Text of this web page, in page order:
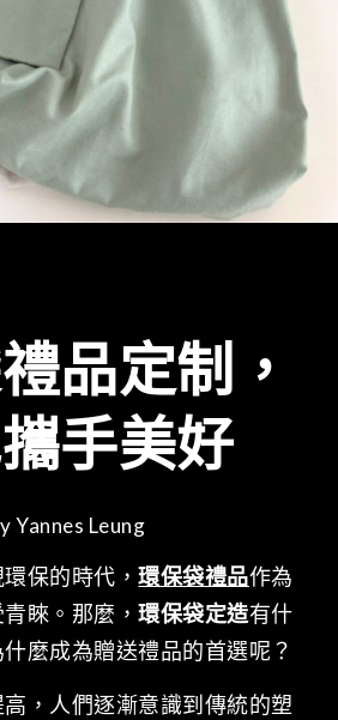
品定制，
手美好
Yannes Leung
保的時代，環保袋禮品作為
睞。那麼，環保袋定造有什
麼成為贈送禮品的首選呢？
，人們逐漸意識到傳統的塑